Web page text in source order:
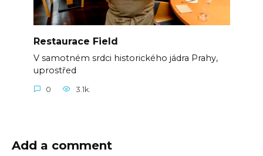
Restaurace Field
V samotném srdci historického jádra Prahy,
uprostřed
0 3.1k.
Add a comment